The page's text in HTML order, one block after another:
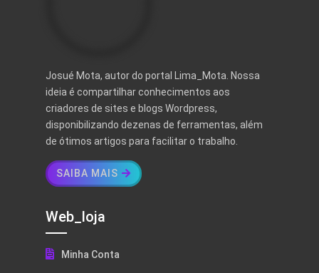
Josué Mota, autor do portal Lima_Mota. Nossa
ideia é compartilhar conhecimentos aos
criadores de sites e blogs Wordpress,
disponibilizando dezenas de ferramentas, além
de ótimos artigos para facilitar o trabalho.
SAIBA MAIS
Web_loja
Minha Conta